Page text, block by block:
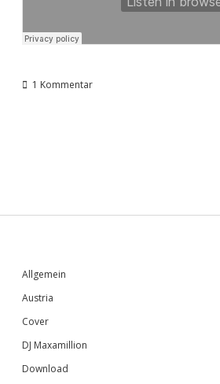
1 Kommentar
Sidebar
Allgemein
Austria
Cover
DJ Maxamillion
Download